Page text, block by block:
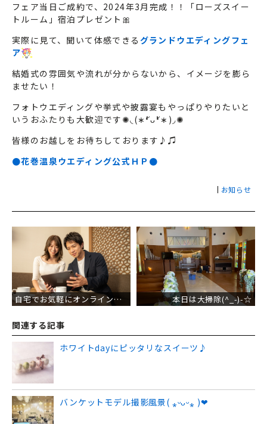
フェア当日ご成約で、2024年3月完成！！「ローズスイー
トルーム」宿泊プレゼント🎀
実際に見て、聞いて体感できる グランドウエディングフェ
ア
結婚式の雰囲気や流れが分からないから、イメージを膨ら
ませたい！
フォトウエディングや挙式や披露宴もやっぱりやりたいと
いうおふたりも大歓迎です✺◟(∗❛ัᴗ❛ั∗)◞✺
皆様のお越しをお待ちしております♪♫
●花巻温泉ウエディング公式ＨＰ●
お知らせ
投
ー
ョ
ン
自宅でお気軽にオンライン相談・*:..｡o○☆*ﾟ 本日は大掃除(^_-)-☆
関連する記事
ホワイトdayにピッタリなスイーツ♪
バンケットモデル撮影風景( ⁎ᵕᴗᵕ⁎ )❤︎